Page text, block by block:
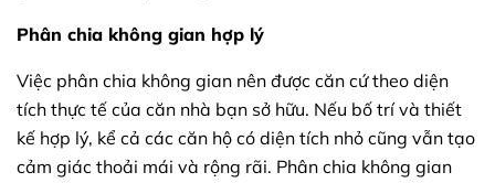
Phân chia không gian hợp lý
Việc phân chia không gian nên được căn cứ theo diện
tích thực tế của căn nhà bạn sở hữu. Nếu bố trí và thiết
kế hợp lý, kể cả các căn hộ có diện tích nhỏ cũng vẫn tạo
cảm giác thoải mái và rộng rãi. Phân chia không gian